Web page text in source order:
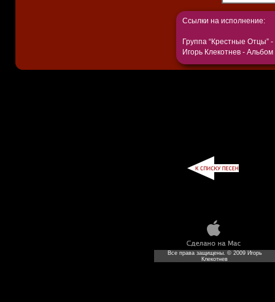
Ссылки на исполнение:
Группа “Крестные
Игорь Клекотнев -
Все права защищены. © 2009 Игорь
Клекотнев